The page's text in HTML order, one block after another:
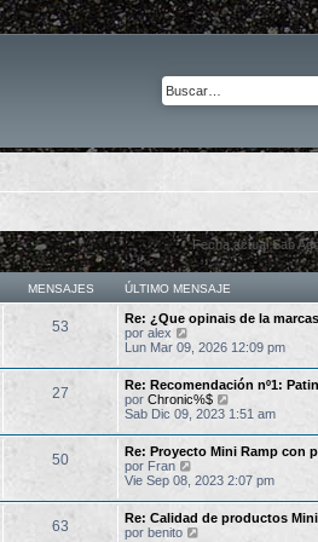
Fecha actual Sab
MENSAJES ÚLTIMO MENSAJE
53
Re: ¿Que opinais de la
por alex
e
l
t
i
m
o
m
e
n
s
a
j
Lun Mar 09, 2026 12:09 pm
27
Re: Recomendación nº1:
por Chronic%$
e
ú
l
i
m
o
Sab Dic 09, 2023 1:51 am
50
Re: Proyecto Mini Ramp con
por Fran
e
ú
l
t
Vie Sep 08, 2023 2:07 pm
63
Re: Calidad de productos
por benito